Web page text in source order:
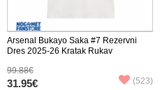
Arsenal Bukayo Saka #7 Rezervni
Dres 2025-26 Kratak Rukav
99.88€
31.95€ (523)